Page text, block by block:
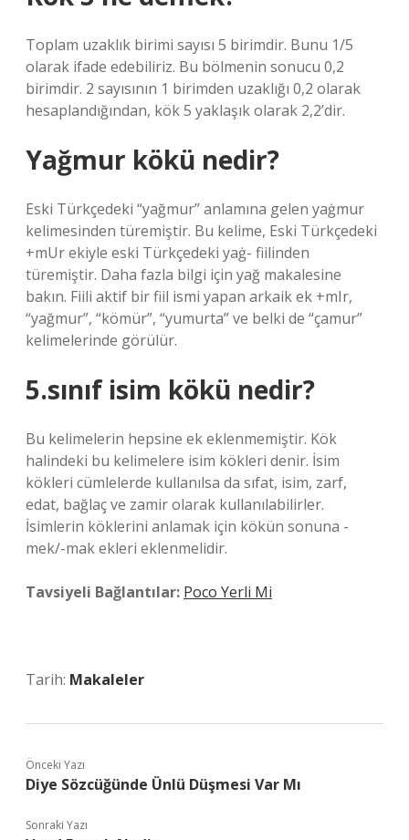
Toplam uzaklık birimi sayısı 5 birimdir. Bunu 1/5
olarak ifade edebiliriz. Bu bölmenin sonucu 0,2
birimdir. 2 sayısının 1 birimden uzaklığı 0,2 olarak
hesaplandığından, kök 5 yaklaşık olarak 2,2’dir.
Yağmur kökü nedir?
Eski Türkçedeki “yağmur” anlamına gelen yaġmur
kelimesinden türemiştir. Bu kelime, Eski Türkçedeki
+mUr ekiyle eski Türkçedeki yaġ- fiilinden
türemiştir. Daha fazla bilgi için yağ makalesine
bakın. Fiili aktif bir fiil ismi yapan arkaik ek +mIr,
“yağmur”, “kömür”, “yumurta” ve belki de “çamur”
kelimelerinde görülür.
5.sınıf isim kökü nedir?
Bu kelimelerin hepsine ek eklenmemiştir. Kök
halindeki bu kelimelere isim kökleri denir. İsim
kökleri cümlelerde kullanılsa da sıfat, isim, zarf,
edat, bağlaç ve zamir olarak kullanılabilirler.
İsimlerin köklerini anlamak için kökün sonuna -
mek/-mak ekleri eklenmelidir.
Tavsiyeli Bağlantılar: Poco Yerli Mi
Tarih: Makaleler
Önceki Yazı
Diye Sözcüğünde Ünlü Düşmesi Var Mı
Sonraki Yazı